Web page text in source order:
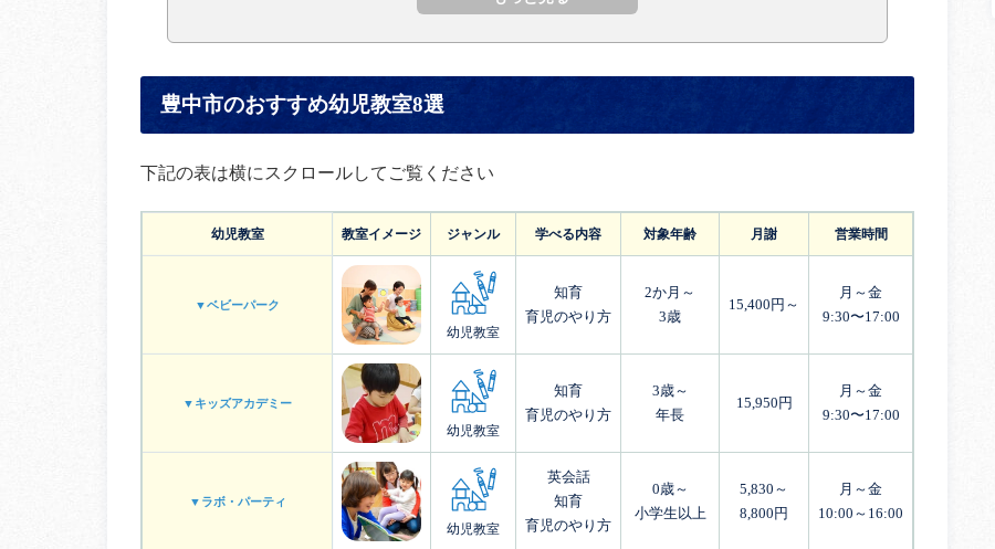
豊中市のおすすめ幼児教室8選
下記の表は横にスクロールしてご覧ください
幼児教室 教室イメージ ジャンル 学べる内容 対象年齢 月謝 営業時間
▼ベビーパーク
幼児教室
知育
育児のやり方
2か月～
3歳
15,400円～
月～金
9:30〜17:00
▼キッズアカデミー
幼児教室
知育
育児のやり方
3歳～
年長
15,950円
月～金
9:30〜17:00
▼ラボ・パーティ
幼児教室
英会話
知育
育児のやり方
0歳～
小学生以上
5,830～
8,800円
月～金
10:00～16:00